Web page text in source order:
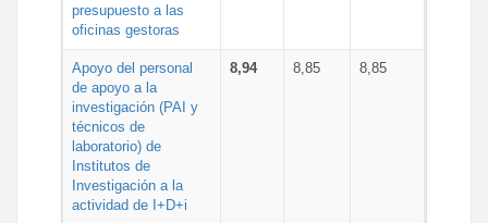
presupuesto a las
oficinas gestoras
Apoyo del personal
de apoyo a la
investigación (PAI y
técnicos de
laboratorio) de
Institutos de
Investigación a la
actividad de I+D+i
8,94 8,85 8,85